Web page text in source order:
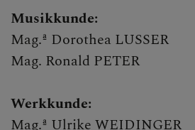
Musikkunde:
Mag.ª Dorothea LUSSER
Mag. Ronald PETER
Werkkunde:
Mag.ª Ulrike WEIDINGER